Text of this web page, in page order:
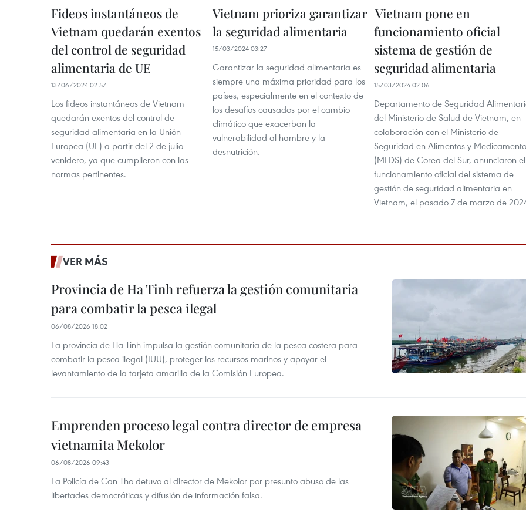
Fideos instantáneos de
Vietnam quedarán exentos
del control de seguridad
alimentaria de UE
13/06/2024 02:57
Los fideos instantáneos de Vietnam
quedarán exentos del control de
seguridad alimentaria en la Unión
Europea (UE) a partir del 2 de julio
venidero, ya que cumplieron con las
normas pertinentes.
Vietnam prioriza garantizar
la seguridad alimentaria
15/03/2024 03:27
Garantizar la seguridad alimentaria es
siempre una máxima prioridad para los
países, especialmente en el contexto de
los desafíos causados por el cambio
climático que exacerban la
vulnerabilidad al hambre y la
desnutrición.
Vietnam pone en
funcionamiento oficial
sistema de gestión de
seguridad alimentaria
15/03/2024 02:06
Departamento de Seguridad
del Ministerio de Salud de Vietnam, en
colaboración con el Ministerio de
Seguridad en Alimentos y
(MFDS) de Corea del Sur, anunciaron el
funcionamiento oficial del sistema de
gestión de seguridad alimentaria en
Vietnam, el pasado 7 de marzo de
VER MÁS
Provincia de Ha Tinh refuerza la gestión comunitaria
para combatir la pesca ilegal
06/08/2026 18:02
La provincia de Ha Tinh impulsa la gestión comunitaria de la pesca costera para
combatir la pesca ilegal (IUU), proteger los recursos marinos y apoyar el
levantamiento de la tarjeta amarilla de la Comisión Europea.
Emprenden proceso legal contra director de empresa
vietnamita Mekolor
06/08/2026 09:43
La Policía de Can Tho detuvo al director de Mekolor por presunto abuso de las
libertades democráticas y difusión de información falsa.